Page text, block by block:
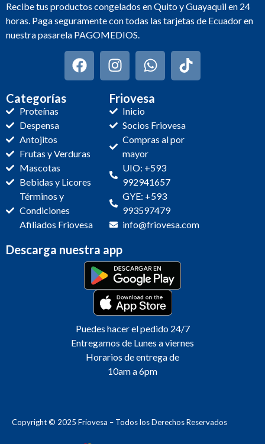
Recibe tus productos congelados en Quito y Guayaquil en 24
horas. Paga seguramente con todas las tarjetas de Ecuador en
nuestra pasarela PAGOMEDIOS.
Categorías
Proteínas
Despensa
Antojitos
Frutas y Verduras
Mascotas
Bebidas y Licores
Términos y
Condiciones
Afiliados Friovesa
Friovesa
Inicio
Socios Friovesa
Compras al por
mayor
UIO: +593
992941657
GYE: +593
993597479
info@friovesa.com
Descarga nuestra app
Puedes hacer el pedido 24/7
Entregamos de Lunes a viernes
Horarios de entrega de
10am a 6pm
Copyright © 2025 Friovesa – Todos los Derechos Reservados